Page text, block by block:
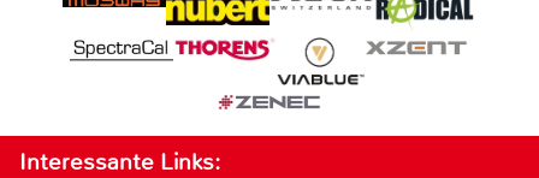
Interessante Links: